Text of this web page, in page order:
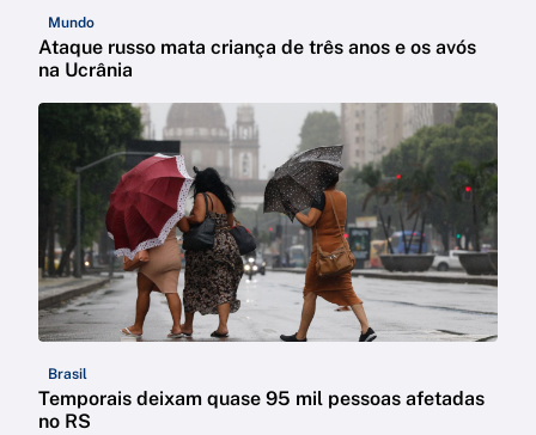
Mundo
Ataque russo mata criança de três anos e os avós
na Ucrânia
Brasil
Temporais deixam quase 95 mil pessoas afetadas
no RS